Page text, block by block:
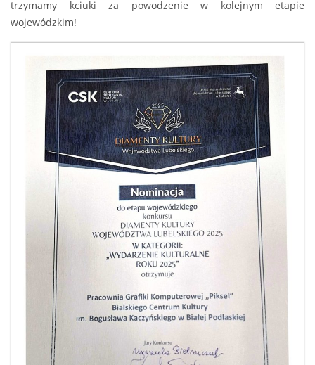
trzymamy kciuki za powodzenie w kolejnym etapie
wojewódzkim!